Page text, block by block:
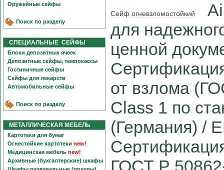
Оружейные сейфы
Поиск по разделу
СПЕЦИАЛЬНЫЕ СЕЙФЫ
Блоки депозитных ячеек
Депозитные сейфы, темпокассы
Гостиничные сейфы
Сейфы для лекарств
Автомобильные сейфы
Поиск по разделу
МЕТАЛЛИЧЕСКАЯ МЕБЕЛЬ
Картотеки для бумаг
Огнестойкие картотеки new!
Медицинская мебель new!
Архивные (бухгалтерские) шкафы
Сейф огневзломостойкий
для
ценной
от взлома
Class 1 по
(Германия) /
ГОСТ Р